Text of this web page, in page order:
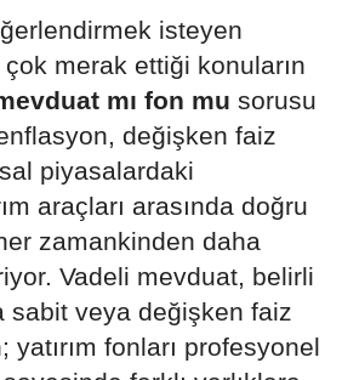
isteyen
çok merak ettiği konuların
mı fon mu sorusu
değişken faiz
piyasalardaki
araçları arasında doğru
zamankinden daha
Vadeli mevduat, belirli
sabit veya değişken faiz
fonları profesyonel